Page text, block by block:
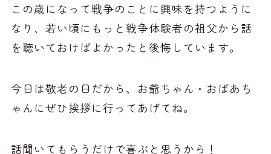
この歳になって戦争のことに興味を持つように
なり、若い頃にもっと戦争体験者の祖父から話
を聴いておけばよかったと後悔しています。
今日は敬老の日だから、お爺ちゃん・おばあち
ゃんにぜひ挨拶に行ってあげてね。
話聞いてもらうだけで喜ぶと思うから！